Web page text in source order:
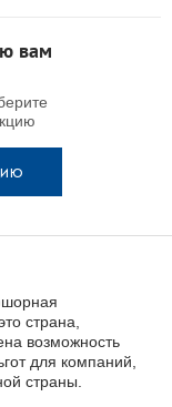
вам
страна,
возможность
для компаний,
страны.